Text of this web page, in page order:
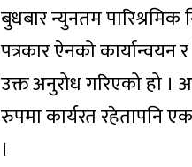
बुधबार न्युनतम
पत्रकार ऐनको
उक्त अनुरोध गरिएको हो ।
रुपमा कार्यरत रहेतापनि
।